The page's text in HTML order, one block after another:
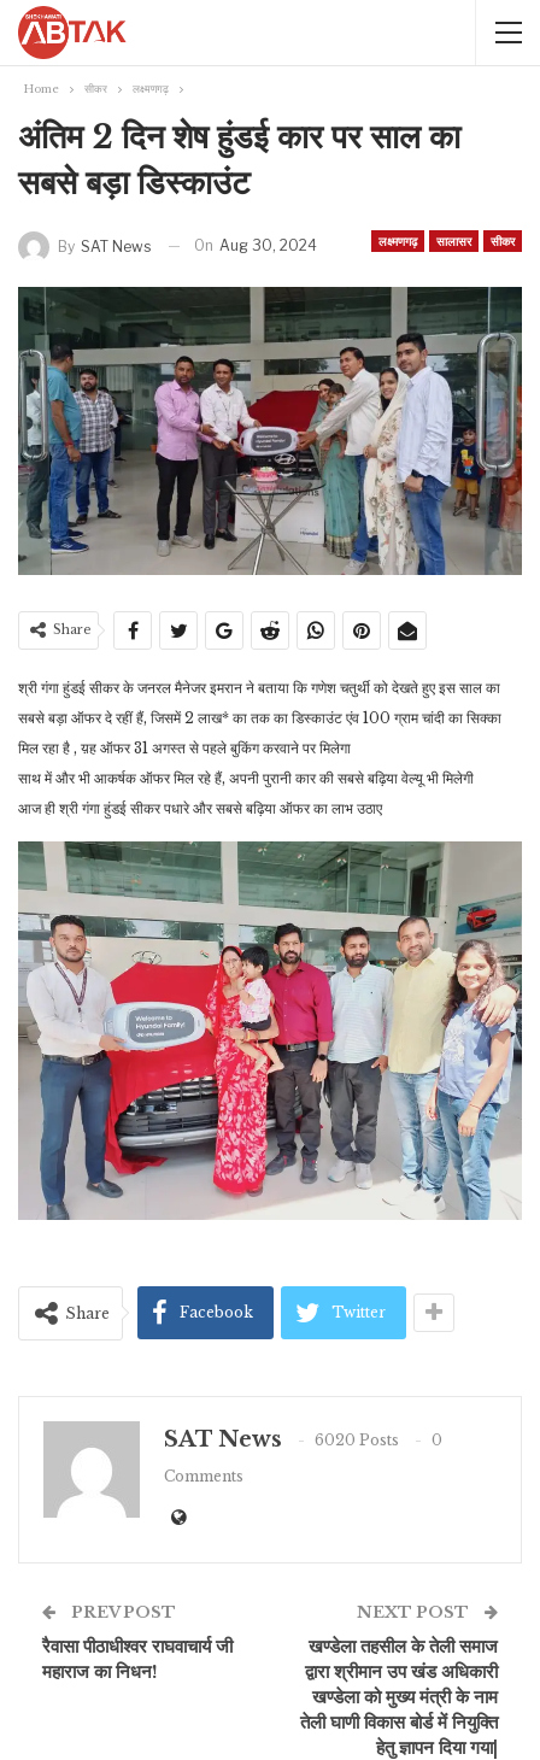
Home सीकर लक्ष्मणगढ़
अंतिम 2 दिन शेष हुंडई कार पर साल का
सबसे बड़ा डिस्काउंट
लक्ष्मणगढ़ सालासर सीकर
By SAT News On Aug 30, 2024
Share
श्री गंगा हुंडई सीकर के जनरल मैनेजर इमरान ने बताया कि गणेश चतुर्थी को देखते हुए इस साल का
सबसे बड़ा ऑफर दे रहीं हैं, जिसमें 2 लाख* का तक का डिस्काउंट एंव 100 ग्राम चांदी का सिक्का
मिल रहा है , य़ह ऑफर 31 अगस्त से पहले बुकिंग करवाने पर मिलेगा
साथ में और भी आकर्षक ऑफर मिल रहे हैं, अपनी पुरानी कार की सबसे बढ़िया वेल्यू भी मिलेगी
आज ही श्री गंगा हुंडई सीकर पधारे और सबसे बढ़िया ऑफर का लाभ उठाए
Share Facebook Twitter
SAT News 6020 Posts
0
Comments
PREV POST
रैवासा पीठाधीश्वर राघवाचार्य जी
महाराज का निधन!
NEXT POST
खण्डेला तहसील के तेली समाज
द्वारा श्रीमान उप खंड अधिकारी
खण्डेला को मुख्य मंत्री के नाम
तेली घाणी विकास बोर्ड में नियुक्ति
हेतु ज्ञापन दिया गया|